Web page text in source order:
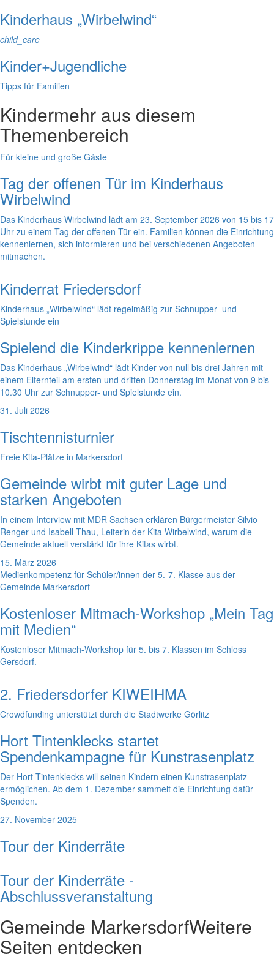
Kinderhaus „Wirbelwind“
child_care
Kinder+Jugendliche
Tipps für Familien
Kindermehr aus diesem
Themenbereich
Für kleine und große Gäste
Tag der offenen Tür im Kinderhaus
Wirbelwind
Das Kinderhaus Wirbelwind lädt am 23. September 2026 von 15 bis 17
Uhr zu einem Tag der offenen Tür ein. Familien können die Einrichtung
kennenlernen, sich informieren und bei verschiedenen Angeboten
mitmachen.
Kinderrat Friedersdorf
Kinderhaus „Wirbelwind“ lädt regelmäßig zur Schnupper- und
Spielstunde ein
Spielend die Kinderkrippe kennenlernen
Das Kinderhaus „Wirbelwind“ lädt Kinder von null bis drei Jahren mit
einem Elternteil am ersten und dritten Donnerstag im Monat von 9 bis
10.30 Uhr zur Schnupper- und Spielstunde ein.
31. Juli 2026
Tischtennisturnier
Freie Kita-Plätze in Markersdorf
Gemeinde wirbt mit guter Lage und
starken Angeboten
In einem Interview mit MDR Sachsen erklären Bürgermeister Silvio
Renger und Isabell Thau, Leiterin der Kita Wirbelwind, warum die
Gemeinde aktuell verstärkt für ihre Kitas wirbt.
15. März 2026
Medienkompetenz für Schüler/innen der 5.-7. Klasse aus der
Gemeinde Markersdorf
Kostenloser Mitmach-Workshop „Mein Tag
mit Medien“
Kostenloser Mitmach-Workshop für 5. bis 7. Klassen im Schloss
Gersdorf.
2. Friedersdorfer KIWEIHMA
Crowdfunding unterstützt durch die Stadtwerke Görlitz
Hort Tintenklecks startet
Spendenkampagne für Kunstrasenplatz
Der Hort Tintenklecks will seinen Kindern einen Kunstrasenplatz
ermöglichen. Ab dem 1. Dezember sammelt die Einrichtung dafür
Spenden.
27. November 2025
Tour der Kinderräte
Tour der Kinderräte -
Abschlussveranstaltung
Gemeinde MarkersdorfWeitere
Seiten entdecken